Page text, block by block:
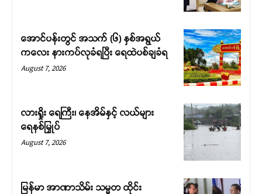
အောင်ပန်းတွင် အသက် (၆) နှစ်အရွယ်
ကလေး နားကပ်လုခံရပြီး ရေထဲပစ်ချခံရ
August 7, 2026
လားရှိုး ရေကြီး၊ နေအိမ်နှင့် လယ်များ
ရေနစ်မြှုပ်
August 7, 2026
မြန်မာ အာဏာသိမ်း သမ္မတ ထိုင်း